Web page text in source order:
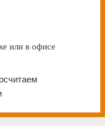
или в офисе